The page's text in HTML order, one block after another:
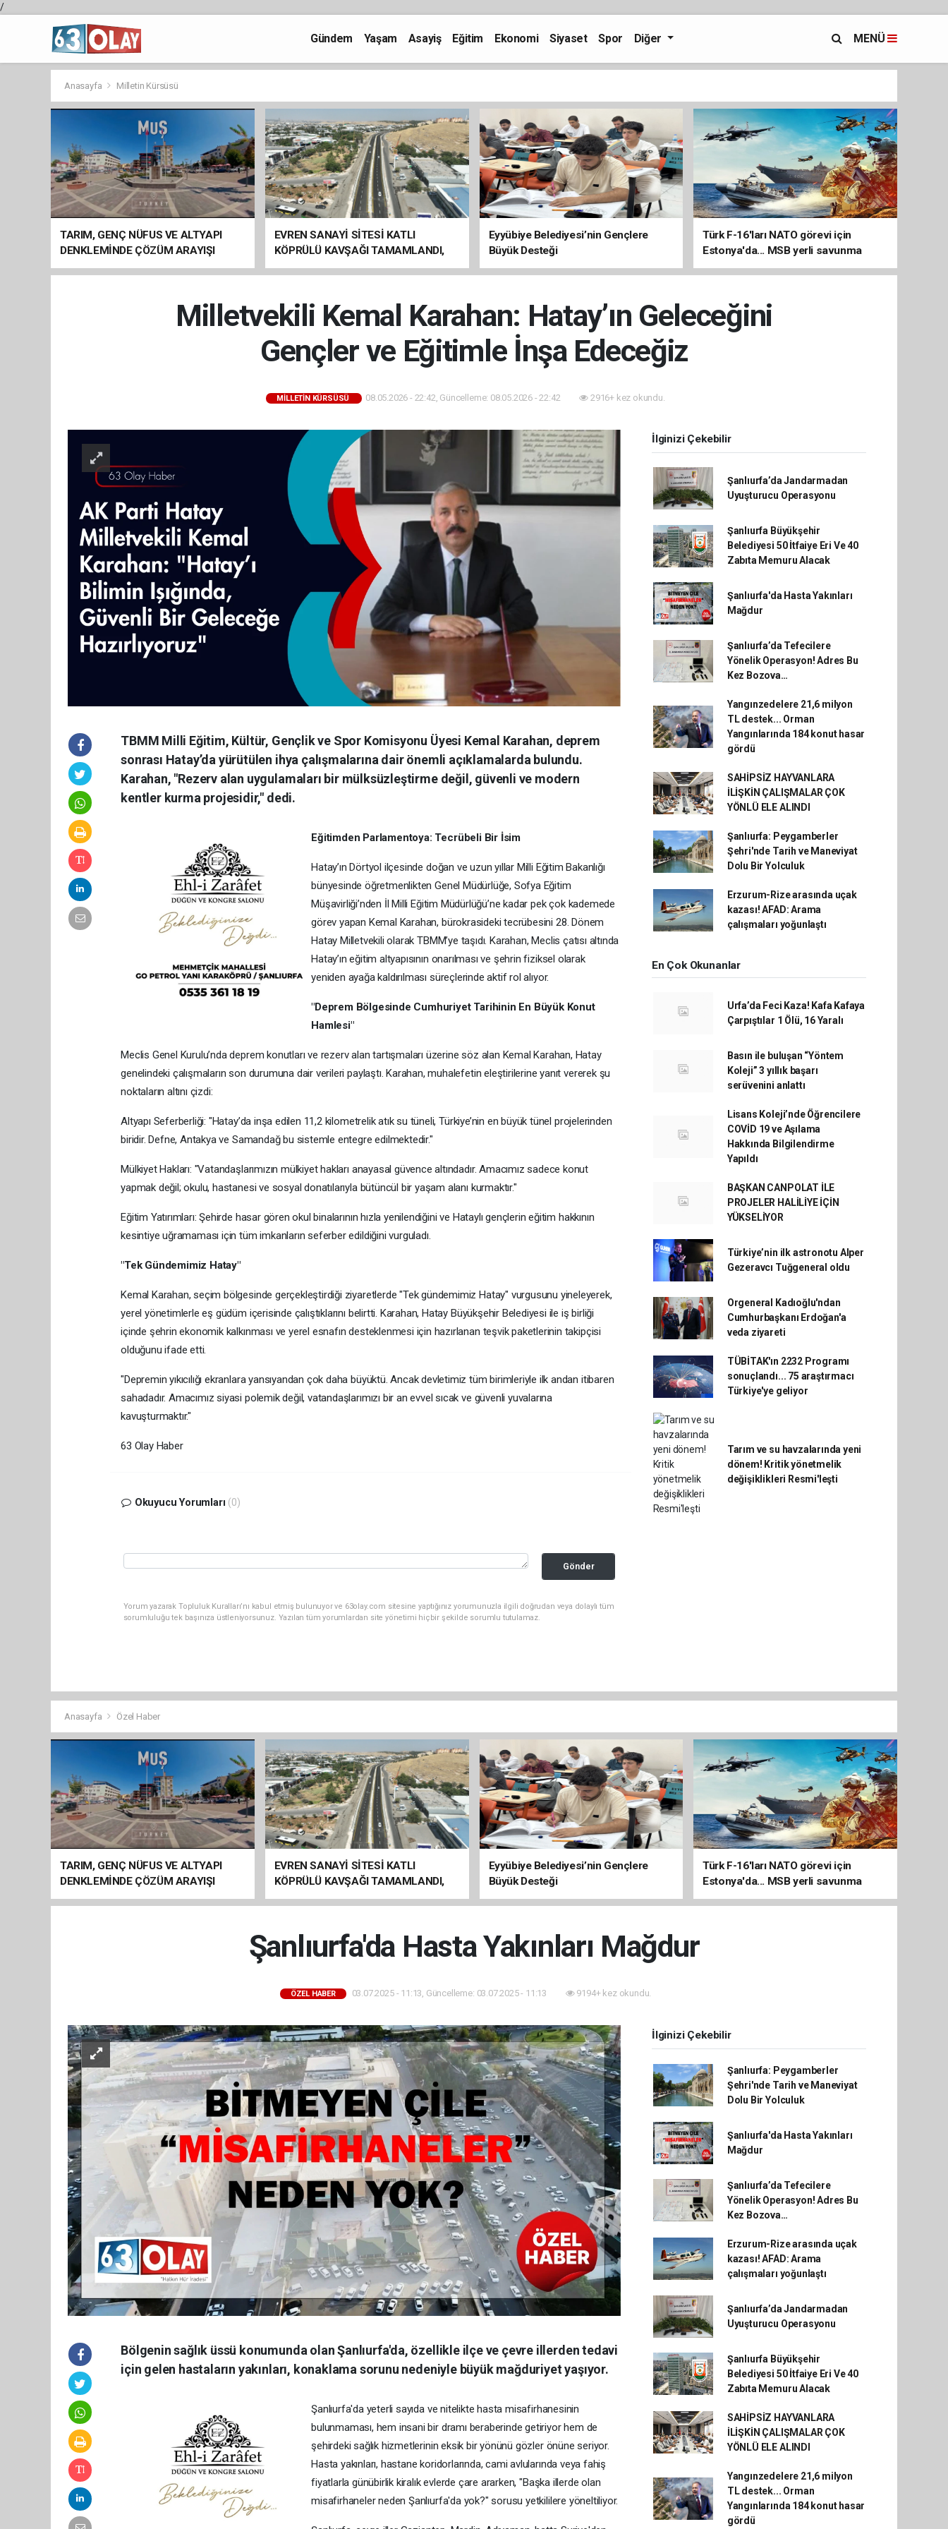
/
Gündem Yaşam Asayiş Eğitim Ekonomi Siyaset Spor Diğer MENÜ
Anasayfa Milletin Kürsüsü
TARIM, GENÇ NÜFUS VE ALTYAPI
DENKLEMİNDE ÇÖZÜM ARAYIŞI
EVREN SANAYİ SİTESİ KATLI
KÖPRÜLÜ KAVŞAĞI TAMAMLANDI,
ARAÇ GEÇİŞLERİ BAŞLADI
Eyyübiye Belediyesi’nin Gençlere
Büyük Desteği
Türk F-16'ları NATO görevi için
Estonya'da... MSB yerli savunma
sistemleriyle güçleniyor
Milletvekili Kemal Karahan: Hatay’ın Geleceğini
Gençler ve Eğitimle İnşa Edeceğiz
MILLETIN KÜRSÜSÜ 08.05.2026 - 22:42, Güncelleme: 08.05.2026 - 22:42 2916+ kez okundu.
TBMM Milli Eğitim, Kültür, Gençlik ve Spor Komisyonu Üyesi Kemal Karahan, deprem
sonrası Hatay’da yürütülen ihya çalışmalarına dair önemli açıklamalarda bulundu.
Karahan, "Rezerv alan uygulamaları bir mülksüzleştirme değil, güvenli ve modern
kentler kurma projesidir," dedi.
Eğitimden Parlamentoya: Tecrübeli Bir İsim
Hatay’ın Dörtyol ilçesinde doğan ve uzun yıllar Milli Eğitim Bakanlığı
bünyesinde öğretmenlikten Genel Müdürlüğe, Sofya Eğitim
Müşavirliği’nden İl Milli Eğitim Müdürlüğü’ne kadar pek çok kademede
görev yapan Kemal Karahan, bürokrasideki tecrübesini 28. Dönem
Hatay Milletvekili olarak TBMM’ye taşıdı. Karahan, Meclis çatısı altında
Hatay’ın eğitim altyapısının onarılması ve şehrin fiziksel olarak
yeniden ayağa kaldırılması süreçlerinde aktif rol alıyor.
"Deprem Bölgesinde Cumhuriyet Tarihinin En Büyük Konut
Hamlesi"
Meclis Genel Kurulu’nda deprem konutları ve rezerv alan tartışmaları üzerine söz alan Kemal Karahan, Hatay
genelindeki çalışmaların son durumuna dair verileri paylaştı. Karahan, muhalefetin eleştirilerine yanıt vererek şu
noktaların altını çizdi:
Altyapı Seferberliği: "Hatay’da inşa edilen 11,2 kilometrelik atık su tüneli, Türkiye’nin en büyük tünel projelerinden
biridir. Defne, Antakya ve Samandağ bu sistemle entegre edilmektedir."
Mülkiyet Hakları: "Vatandaşlarımızın mülkiyet hakları anayasal güvence altındadır. Amacımız sadece konut
yapmak değil; okulu, hastanesi ve sosyal donatılarıyla bütüncül bir yaşam alanı kurmaktır."
Eğitim Yatırımları: Şehirde hasar gören okul binalarının hızla yenilendiğini ve Hataylı gençlerin eğitim hakkının
kesintiye uğramaması için tüm imkanların seferber edildiğini vurguladı.
"Tek Gündemimiz Hatay"
Kemal Karahan, seçim bölgesinde gerçekleştirdiği ziyaretlerde "Tek gündemimiz Hatay" vurgusunu yineleyerek,
yerel yönetimlerle eş güdüm içerisinde çalıştıklarını belirtti. Karahan, Hatay Büyükşehir Belediyesi ile iş birliği
içinde şehrin ekonomik kalkınması ve yerel esnafın desteklenmesi için hazırlanan teşvik paketlerinin takipçisi
olduğunu ifade etti.
"Depremin yıkıcılığı ekranlara yansıyandan çok daha büyüktü. Ancak devletimiz tüm birimleriyle ilk andan itibaren
sahadadır. Amacımız siyasi polemik değil, vatandaşlarımızı bir an evvel sıcak ve güvenli yuvalarına
kavuşturmaktır."
63 Olay Haber
Okuyucu Yorumları (0)
Gönder
Yorum yazarak Topluluk Kuralları’nı kabul etmiş bulunuyor ve 63olay.com sitesine yaptığınız yorumunuzla ilgili doğrudan veya dolaylı tüm
sorumluluğu tek başınıza üstleniyorsunuz. Yazılan tüm yorumlardan site yönetimi hiçbir şekilde sorumlu tutulamaz.
İlginizi Çekebilir
Şanlıurfa’da Jandarmadan
Uyuşturucu Operasyonu
Şanlıurfa Büyükşehir
Belediyesi 50 İtfaiye Eri Ve 40
Zabıta Memuru Alacak
Şanlıurfa'da Hasta Yakınları
Mağdur
Şanlıurfa’da Tefecilere
Yönelik Operasyon! Adres Bu
Kez Bozova…
Yangınzedelere 21,6 milyon
TL destek... Orman
Yangınlarında 184 konut hasar
gördü
SAHİPSİZ HAYVANLARA
İLİŞKİN ÇALIŞMALAR ÇOK
YÖNLÜ ELE ALINDI
Şanlıurfa: Peygamberler
Şehri'nde Tarih ve Maneviyat
Dolu Bir Yolculuk
Erzurum-Rize arasında uçak
kazası! AFAD: Arama
çalışmaları yoğunlaştı
En Çok Okunanlar
Urfa’da Feci Kaza! Kafa Kafaya
Çarpıştılar 1 Ölü, 16 Yaralı
Basın ile buluşan “Yöntem
Koleji” 3 yıllık başarı
serüvenini anlattı
Lisans Koleji’nde Öğrencilere
COVİD 19 ve Aşılama
Hakkında Bilgilendirme
Yapıldı
BAŞKAN CANPOLAT İLE
PROJELER HALİLİYE İÇİN
YÜKSELİYOR
Türkiye’nin ilk astronotu Alper
Gezeravcı Tuğgeneral oldu
Orgeneral Kadıoğlu'ndan
Cumhurbaşkanı Erdoğan'a
veda ziyareti
TÜBİTAK'ın 2232 Programı
sonuçlandı... 75 araştırmacı
Türkiye'ye geliyor
Tarım ve su havzalarında yeni
dönem! Kritik yönetmelik
değişiklikleri Resmi'leşti
Anasayfa Özel Haber
TARIM, GENÇ NÜFUS VE ALTYAPI
DENKLEMİNDE ÇÖZÜM ARAYIŞI
EVREN SANAYİ SİTESİ KATLI
KÖPRÜLÜ KAVŞAĞI TAMAMLANDI,
ARAÇ GEÇİŞLERİ BAŞLADI
Eyyübiye Belediyesi’nin Gençlere
Büyük Desteği
Türk F-16'ları NATO görevi için
Estonya'da... MSB yerli savunma
sistemleriyle güçleniyor
Şanlıurfa'da Hasta Yakınları Mağdur
ÖZEL HABER 03.07.2025 - 11:13, Güncelleme: 03.07.2025 - 11:13 9194+ kez okundu.
Bölgenin sağlık üssü konumunda olan Şanlıurfa'da, özellikle ilçe ve çevre illerden tedavi
için gelen hastaların yakınları, konaklama sorunu nedeniyle büyük mağduriyet yaşıyor.
Şanlıurfa'da yeterli sayıda ve nitelikte hasta misafirhanesinin
bulunmaması, hem insani bir dramı beraberinde getiriyor hem de
şehirdeki sağlık hizmetlerinin eksik bir yönünü gözler önüne seriyor.
Hasta yakınları, hastane koridorlarında, cami avlularında veya fahiş
fiyatlarla günübirlik kiralık evlerde çare ararken, "Başka illerde olan
misafirhaneler neden Şanlıurfa'da yok?" sorusu yetkililere yöneltiliyor.
İlginizi Çekebilir
Şanlıurfa: Peygamberler
Şehri'nde Tarih ve Maneviyat
Dolu Bir Yolculuk
Şanlıurfa'da Hasta Yakınları
Mağdur
Şanlıurfa’da Tefecilere
Yönelik Operasyon! Adres Bu
Kez Bozova…
Erzurum-Rize arasında uçak
kazası! AFAD: Arama
çalışmaları yoğunlaştı
Şanlıurfa’da Jandarmadan
Uyuşturucu Operasyonu
Şanlıurfa Büyükşehir
Belediyesi 50 İtfaiye Eri Ve 40
Zabıta Memuru Alacak
SAHİPSİZ HAYVANLARA
İLİŞKİN ÇALIŞMALAR ÇOK
YÖNLÜ ELE ALINDI
Yangınzedelere 21,6 milyon
TL destek... Orman
Yangınlarında 184 konut hasar
gördü